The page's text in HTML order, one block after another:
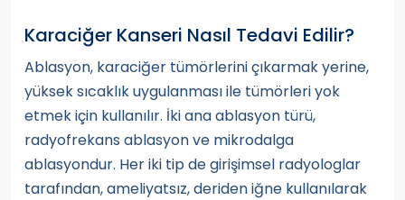
Karaciğer Kanseri Nasıl Tedavi Edilir?
Ablasyon, karaciğer tümörlerini çıkarmak yerine,
yüksek sıcaklık uygulanması ile tümörleri yok
etmek için kullanılır. İki ana ablasyon türü,
radyofrekans ablasyon ve mikrodalga
ablasyondur. Her iki tip de girişimsel radyologlar
tarafından, ameliyatsız, deriden iğne kullanılarak